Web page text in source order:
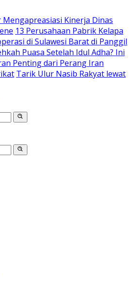
Kinerja Dinas
13 Perusahaan Pabrik Kelapa
di Sulawesi Barat di Panggil
Puasa Setelah Idul Adha? Ini
Penting dari Perang Iran
Tarik Ulur Nasib Rakyat lewat